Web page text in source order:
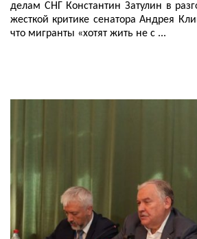
делам СНГ Константин Затулин в
жесткой критике сенатора Андрея
что мигранты «хотят жить не с ...